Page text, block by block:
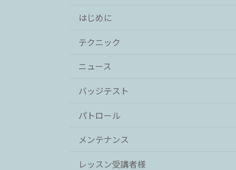
はじめに
テクニック
ニュース
バッジテスト
パトロール
メンテナンス
レッスン受講者様